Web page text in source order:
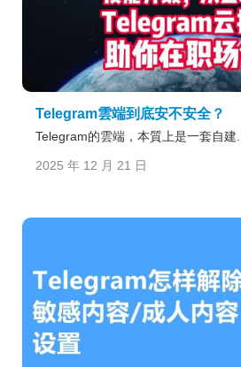
Telegram雲端到底安不安全？
Telegram的雲端，本質上是一套自建...
2025 年 12 月 21 日